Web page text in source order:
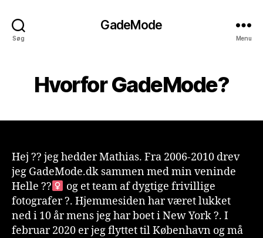
Søg
GadeMode
Menu
Hvorfor GadeMode?
Hej ?? jeg hedder Mathias. Fra 2006-2010 drev
jeg GadeMode.dk sammen med min veninde
Helle ??‍
og et team af dygtige frivillige
fotografer ?. Hjemmesiden har været lukket
ned i 10 år mens jeg har boet i New York ?. I
februar 2020 er jeg flyttet til København og må